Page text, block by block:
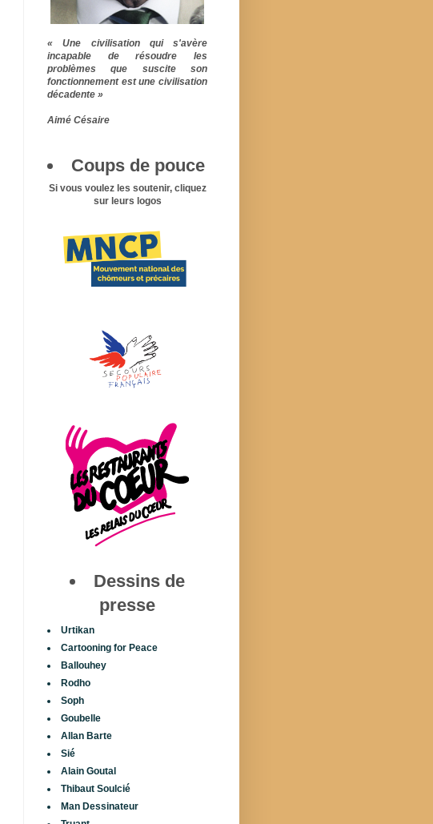
« Une civilisation qui s'avère
incapable de résoudre les
problèmes que suscite son
fonctionnement est une civilisation
décadente »
Aimé Césaire
Coups de pouce
Si vous voulez les soutenir, cliquez
sur leurs logos
Dessins de
presse
Urtikan
Cartooning for Peace
Ballouhey
Rodho
Soph
Goubelle
Allan Barte
Sié
Alain Goutal
Thibaut Soulcié
Man Dessinateur